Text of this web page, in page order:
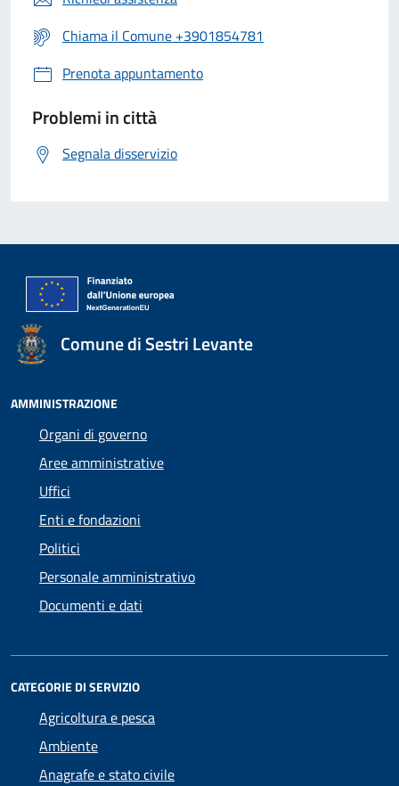
Chiama il Comune +3901854781
Prenota appuntamento
Problemi in città
Segnala disservizio
Comune di Sestri Levante
AMMINISTRAZIONE
Organi di governo
Aree amministrative
Uffici
Enti e fondazioni
Politici
Personale amministrativo
Documenti e dati
CATEGORIE DI SERVIZIO
Agricoltura e pesca
Ambiente
Anagrafe e stato civile